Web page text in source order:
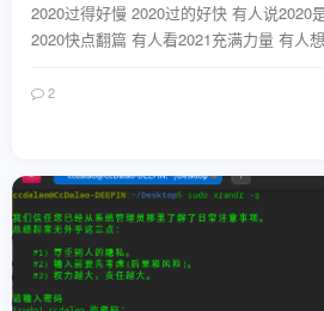
2020过得好慢 2020过的好快 有人说2020
2020快点翻篇 有人看2021充满力量 有人
2